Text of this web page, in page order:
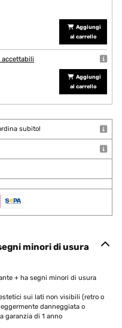
Aggiungi
al carrello
Aggiungi
al carrello
subito!
minori di usura
+ ha segni minori di usura
sui lati non visibili (retro o
danneggiata o
garanzia di 1 anno